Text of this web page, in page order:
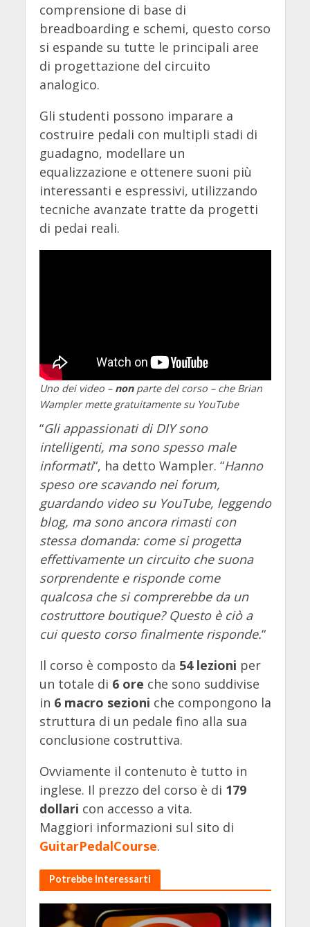
comprensione di base di
breadboarding e schemi, questo corso
si espande su tutte le principali aree
di progettazione del circuito
analogico.
Gli studenti possono imparare a
costruire pedali con multipli stadi di
guadagno, modellare un
equalizzazione e ottenere suoni più
interessanti e espressivi, utilizzando
tecniche avanzate tratte da progetti
di pedai reali.
Uno dei video – non parte del corso – che Brian
Wampler mette gratuitamente su YouTube
“Gli appassionati di DIY sono
intelligenti, ma sono spesso male
informati“, ha detto Wampler. “Hanno
speso ore scavando nei forum,
guardando video su YouTube, leggendo
blog, ma sono ancora rimasti con
stessa domanda: come si progetta
effettivamente un circuito che suona
sorprendente e risponde come
qualcosa che si comprerebbe da un
costruttore boutique? Questo è ciò a
cui questo corso finalmente risponde.“
Il corso è composto da 54 lezioni per
un totale di 6 ore che sono suddivise
in 6 macro sezioni che compongono la
struttura di un pedale fino alla sua
conclusione costruttiva.
Ovviamente il contenuto è tutto in
inglese. Il prezzo del corso è di 179
dollari con accesso a vita.
Maggiori informazioni sul sito di
GuitarPedalCourse.
Potrebbe Interessarti